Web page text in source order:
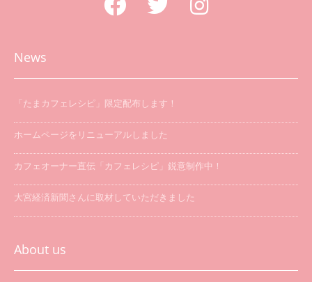
News
「たまカフェレシピ」限定配布します！
ホームページをリニューアルしました
カフェオーナー直伝「カフェレシピ」鋭意制作中！
大宮経済新聞さんに取材していただきました
About us